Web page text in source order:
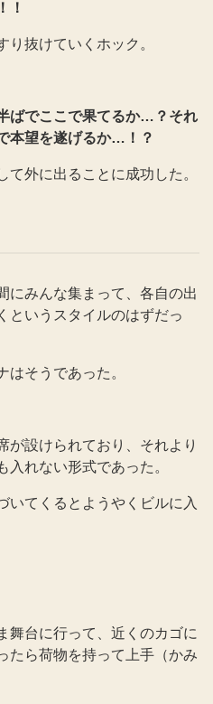
！
抜けていくホック。
ばでここで果てるか…？それ
本望を遂げるか…！？
て外に出ることに成功した。
にみんな集まって、各自の出
というスタイルのはずだっ
はそうであった。
が設けられており、それより
れない形式であった。
いてくるとようやくビルに入
舞台に行って、近くのカゴに
たら荷物を持って上手（かみ